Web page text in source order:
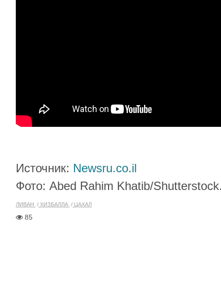
Источник: Newsru.co.il
Фото: Abed Rahim Khatib/
ЛИВАН ХИЗБАЛЛА ЦАХАЛ
85